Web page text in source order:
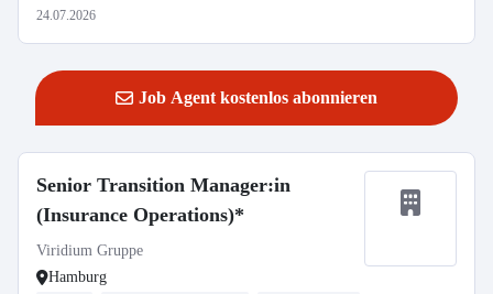
24.07.2026
Job Agent kostenlos abonnieren
Senior Transition Manager:in
(Insurance Operations)*
Viridium Gruppe
Hamburg